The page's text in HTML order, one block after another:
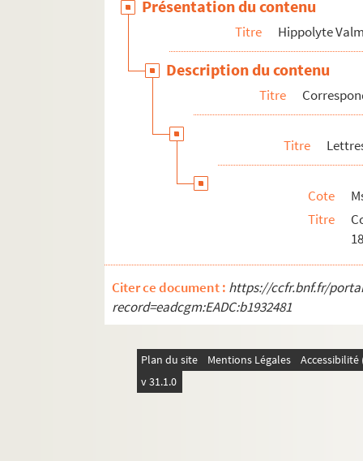
Ms 1542-2-506. Copie de lettre
Ms 1542-2-511 à Ms 1542-2-512.
Ms 1731-10. Lettre de François-
Ecrits d'Hippolyte Valmore
Documents concernant Hippolyte
Autres membres de la famille
Présentation du contenu
Titre Hippolyte
Description du contenu
Titre
Titre
Cote
Titre
Citer ce document : https://ccfr.bnf.fr/
record=eadcgm:EADC:b1932481
Plan du site Mentions Légales
v 31.1.0